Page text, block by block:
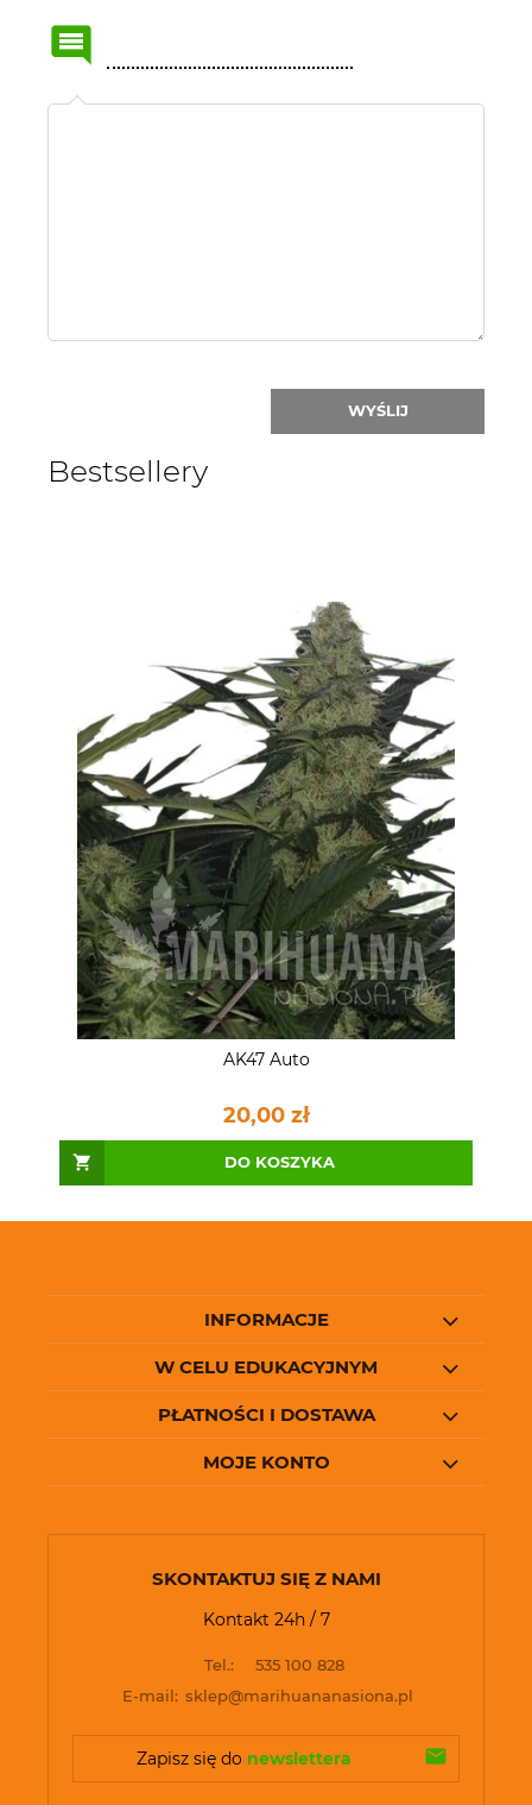
WYŚLIJ
Bestsellery
AK47 Auto
20,00 zł
DO KOSZYKA
INFORMACJE
W CELU EDUKACYJNYM
PŁATNOŚCI I DOSTAWA
MOJE KONTO
SKONTAKTUJ SIĘ Z NAMI
Kontakt 24h / 7
Tel.:
535 100 828
E-mail: sklep@marihuananasiona.pl
Zapisz się do newslettera